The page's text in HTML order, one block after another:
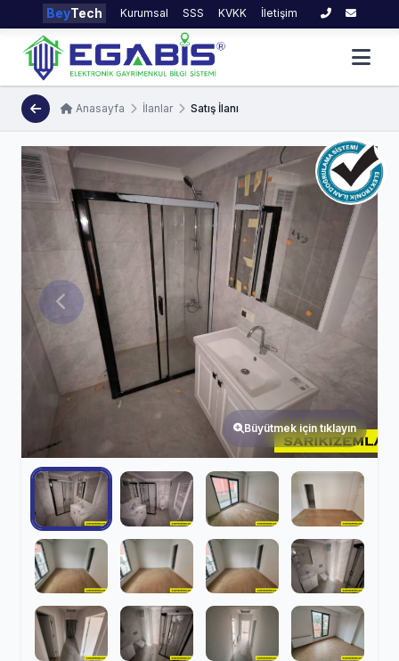
BeyTech Kurumsal SSS KVKK İletişim
Anasayfa İlanlar Satış İlanı
Büyütmek için tıklayın